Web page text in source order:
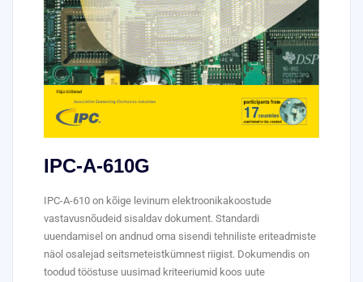
IPC-A-610G
IPC-A-610 on kõige levinum elektroonikakoostude
vastavusnõudeid sisaldav dokument. Standardi
uuendamisel on andnud oma sisendi tehniliste eriteadmiste
näol osalejad seitsmeteistkümnest riigist. Dokumendis on
toodud tööstuse uusimad kriteeriumid koos uute